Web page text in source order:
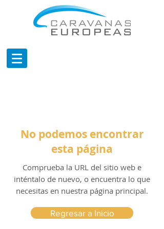
No podemos encontrar
esta página
Comprueba la URL del sitio web e
inténtalo de nuevo, o encuentra lo que
necesitas en nuestra página principal.
Regresar a Inicio